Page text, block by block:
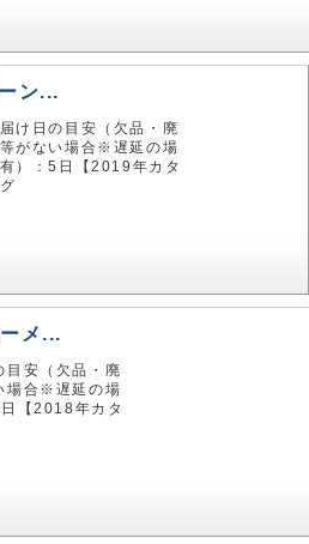
ン...
け日の目安（欠品・廃
がない場合※遅延の場
）：5日【2019年カタ
メ...
目安（欠品・廃
場合※遅延の場
【2018年カタ